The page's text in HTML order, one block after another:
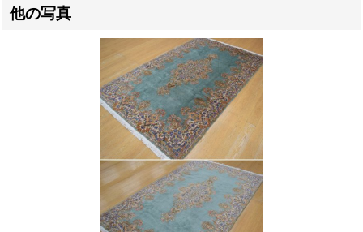
他の写真